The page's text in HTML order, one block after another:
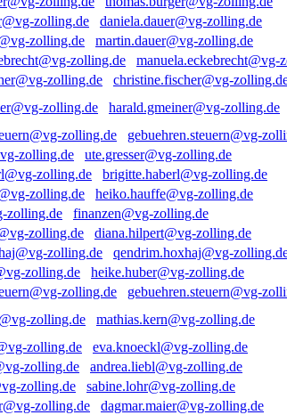
daniela.dauer@vg-zolling.de
martin.dauer@vg-zolling.de
manuela.eckebrecht@vg-
christine.fischer@vg-
harald.gmeiner@vg-zolling.de
gebuehren.steuern@vg-
ute.gresser@vg-zolling.de
brigitte.haberl@vg-zolling.de
heiko.hauffe@vg-zolling.de
finanzen@vg-zolling.de
diana.hilpert@vg-zolling.de
qendrim.hoxhaj@vg-
heike.huber@vg-zolling.de
gebuehren.steuern@vg-
mathias.kern@vg-zolling.de
eva.knoeckl@vg-zolling.de
andrea.liebl@vg-zolling.de
sabine.lohr@vg-zolling.de
dagmar.maier@vg-zolling.de